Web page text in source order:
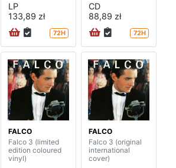
LP
133,89 zł
72H
CD
88,89 zł
72H
FALCO
Falco 3 (limited
edition coloured
vinyl)
FALCO
Falco 3 (original
international
cover)